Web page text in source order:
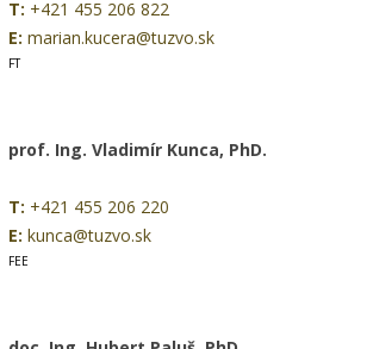
T: +421 455 206 822
E: marian.kucera@tuzvo.sk
FT
prof. Ing. Vladimír Kunca, PhD.
T: +421 455 206 220
E: kunca@tuzvo.sk
FEE